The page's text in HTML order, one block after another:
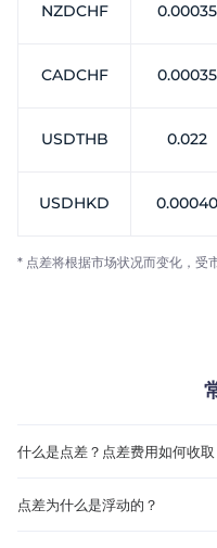
NZDCHF 0.00035
CADCHF 0.00035
USDTHB 0.022
USDHKD 0.00040
* 点差将根据市场状况而变化，受
什么是点差？点差费用如何收取
点差为什么是浮动的？